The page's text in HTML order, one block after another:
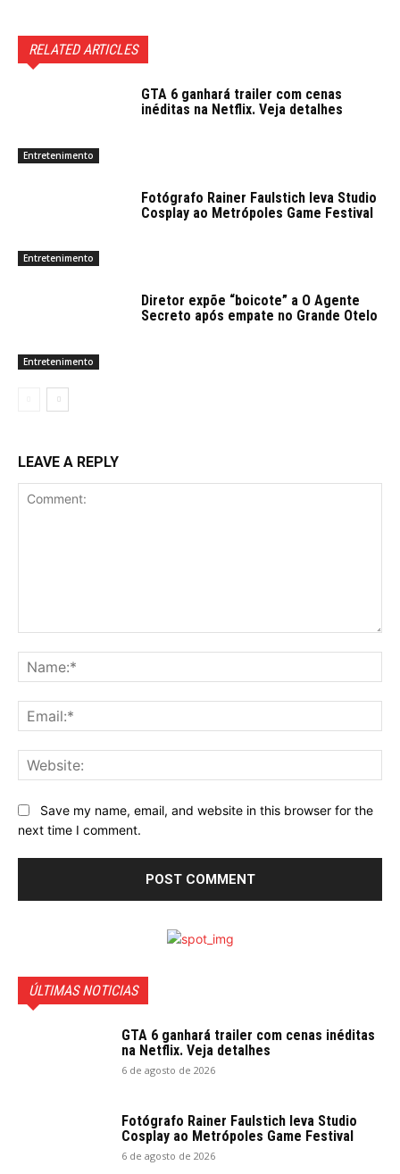
RELATED ARTICLES
Entretenimento
GTA 6 ganhará trailer com cenas
inéditas na Netflix. Veja detalhes
Entretenimento
Fotógrafo Rainer Faulstich leva Studio
Cosplay ao Metrópoles Game Festival
Entretenimento
Diretor expõe “boicote” a O Agente
Secreto após empate no Grande Otelo
LEAVE A REPLY
Save my name, email, and website in this browser for the
next time I comment.
ÚLTIMAS NOTICIAS
GTA 6 ganhará trailer com cenas inéditas
na Netflix. Veja detalhes
6 de agosto de 2026
Fotógrafo Rainer Faulstich leva Studio
Cosplay ao Metrópoles Game Festival
6 de agosto de 2026